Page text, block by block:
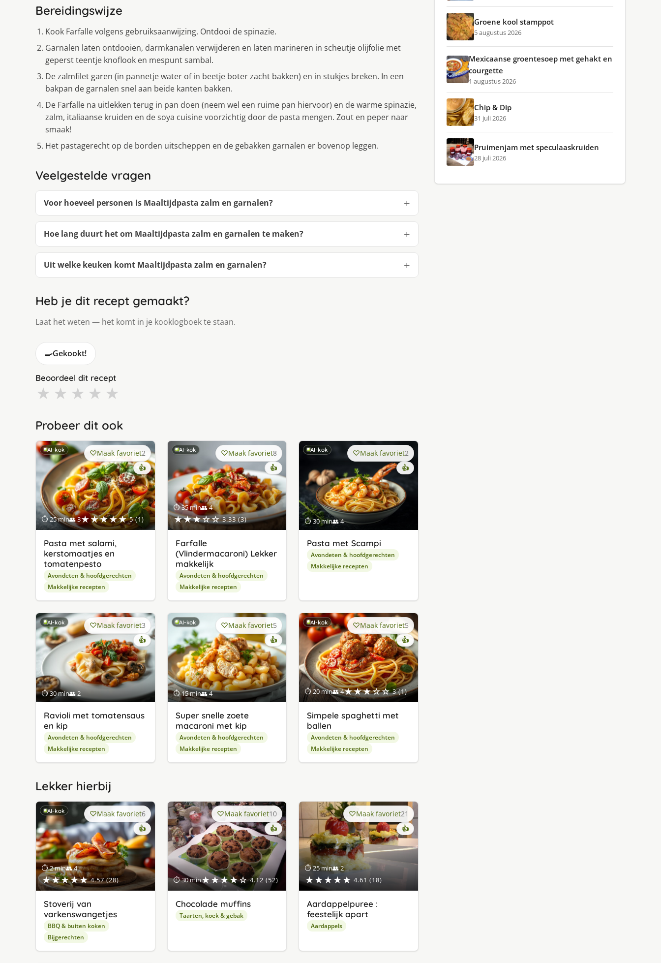
Bereidingswijze
Kook Farfalle volgens gebruiksaanwijzing. Ontdooi de spinazie.
Garnalen laten ontdooien, darmkanalen verwijderen en laten marineren in scheutje olijfolie met
geperst teentje knoflook en mespunt sambal.
De zalmfilet garen (in pannetje water of in beetje boter zacht bakken) en in stukjes breken. In een
bakpan de garnalen snel aan beide kanten bakken.
De Farfalle na uitlekken terug in pan doen (neem wel een ruime pan hiervoor) en de warme spinazie,
zalm, italiaanse kruiden en de soya cuisine voorzichtig door de pasta mengen. Zout en peper naar
smaak!
Het pastagerecht op de borden uitscheppen en de gebakken garnalen er bovenop leggen.
Veelgestelde vragen
Voor hoeveel personen is Maaltijdpasta zalm en garnalen?
Hoe lang duurt het om Maaltijdpasta zalm en garnalen te maken?
Uit welke keuken komt Maaltijdpasta zalm en garnalen?
Heb je dit recept gemaakt?
Laat het weten — het komt in je kooklogboek te staan.
🍳Gekookt!
Beoordeel dit recept
★ ★ ★ ★ ★
Probeer dit ook
AI-kok
⏱ 25 min👥 3★★★★★ 5 (1)
Maak favoriet2
👍
Pasta met salami,
kerstomaatjes en
tomatenpesto
Avondeten & hoofdgerechten
Makkelijke recepten
AI-kok
⏱ 35 min👥 4
★★★☆☆ 3.33 (3)
Maak favoriet8
👍
Farfalle
(Vlindermacaroni) Lekker
makkelijk
Avondeten & hoofdgerechten
Makkelijke recepten
AI-kok
⏱ 30 min👥 4
Maak favoriet2
👍
Pasta met Scampi
Avondeten & hoofdgerechten
Makkelijke recepten
AI-kok
⏱ 30 min👥 2
Maak favoriet3
👍
Ravioli met tomatensaus
en kip
Avondeten & hoofdgerechten
Makkelijke recepten
AI-kok
⏱ 15 min👥 4
Maak favoriet5
👍
Super snelle zoete
macaroni met kip
Avondeten & hoofdgerechten
Makkelijke recepten
AI-kok
⏱ 20 min👥 4★★★☆☆ 3 (1)
Maak favoriet5
👍
Simpele spaghetti met
ballen
Avondeten & hoofdgerechten
Makkelijke recepten
Lekker hierbij
AI-kok
⏱ 2 min👥 4
★★★★★ 4.57 (28)
Maak favoriet6
👍
Stoverij van
varkenswangetjes
BBQ & buiten koken
Bijgerechten
⏱ 30 min★★★★☆ 4.12 (52)
Maak favoriet10
👍
Chocolade muffins
Taarten, koek & gebak
⏱ 25 min👥 2
★★★★★ 4.61 (18)
Maak favoriet21
👍
Aardappelpuree :
feestelijk apart
Aardappels
Groene kool stamppot
5 augustus 2026
Mexicaanse groentesoep met gehakt en
courgette
1 augustus 2026
Chip & Dip
31 juli 2026
Pruimenjam met speculaaskruiden
28 juli 2026